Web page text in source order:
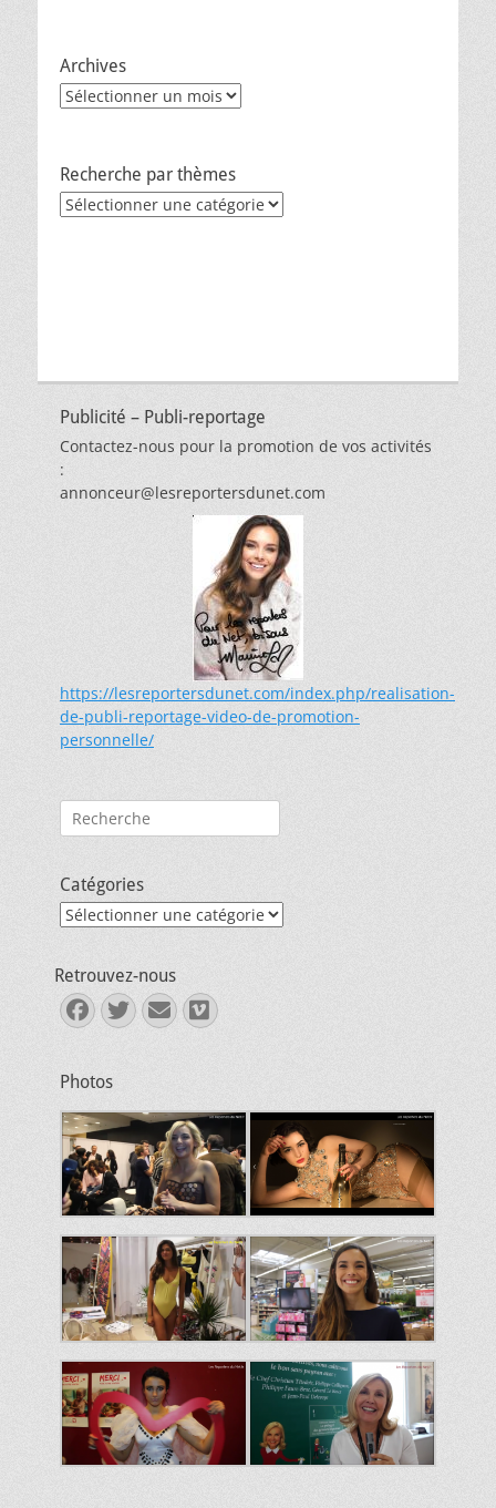
Archives
Archives
Recherche par thèmes
Recherche
Publicité – Publi-reportage
Contactez-nous pour la promotion de vos activités
:
annonceur@lesreportersdunet.com
https://lesreportersdunet.com/index.php/realisation-
de-publi-reportage-video-de-promotion-
personnelle/
Rechercher :
Catégories
Catégories
Retrouvez-nous
Facebook
Twitter
E-
mail
Vimeo
Photos